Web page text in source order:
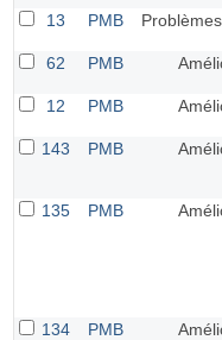
13 PMB
62 PMB
12 PMB
143 PMB
135 PMB
134 PMB